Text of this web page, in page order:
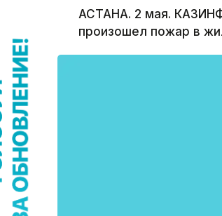
АСТАНА. 2 мая.
произошел пожар в